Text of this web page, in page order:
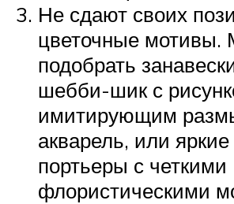
Не сдают своих
цветочные мотивы.
подобрать
шебби-шик с
имитирующим
акварель, или
портьеры с четкими
флористическими